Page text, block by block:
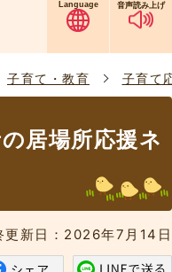
音声読み上げ
Language
子育て・教育 子育て
居場所応援ネ
更新日：2026年7月14日